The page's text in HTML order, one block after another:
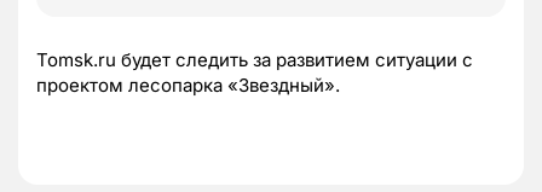
Tomsk.ru будет следить за развитием ситуации с
проектом лесопарка «Звездный».